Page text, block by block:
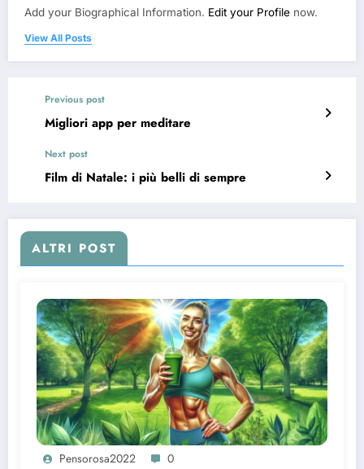
Add your Biographical Information. Edit your Profile now.
View All Posts
Previous post
Migliori app per meditare
Next post
Film di Natale: i più belli di sempre
ALTRI POST
Pensorosa2022 0